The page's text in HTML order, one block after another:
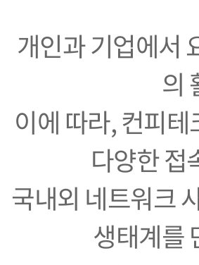
개인과 기업에서
의
이에 따라, 컨피
다양한 접
국내외 네트워크
생태계를